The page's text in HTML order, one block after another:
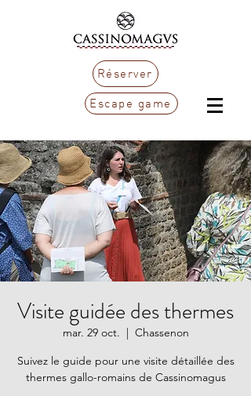
Réserver
Escape game
Visite guidée des thermes
mar. 29 oct.
  |
Chassenon
Suivez le guide pour une visite détaillée des
thermes gallo-romains de Cassinomagus